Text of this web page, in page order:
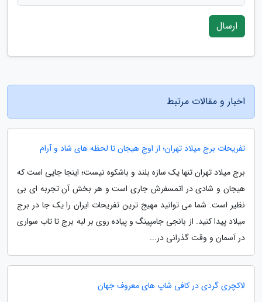
ارسال
اخبار و مقالات مرتبط
تفریحات برج میلاد تهران؛ از اوج هیجان تا لحظه های شاد و آرام
برج میلاد تهران تنها یک سازه بلند و باشکوه نیست؛ اینجا جایی است که
هیجان و شادی در اتمسفرش جاری است و هر بخش آن تجربه ای بی
نظیر است. شما می توانید مهیج ترین تفریحات ایران را یک جا در برج
میلاد پیدا کنید. از بانجی جامپینگ و پیاده روی بر لبه برج تا تاب سواری
در آسمان و وقت گذرانی در...
لاکچری گردی در کافی شاپ های معروف جهان